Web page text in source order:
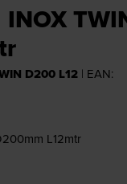
D200 L12 | EAN:
L12mtr